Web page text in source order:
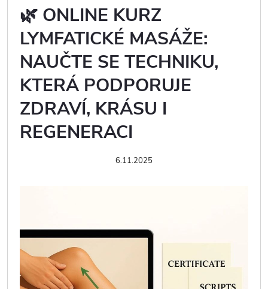
🌿 ONLINE KURZ
LYMFATICKÉ MASÁŽE:
NAUČTE SE TECHNIKU,
KTERÁ PODPORUJE
ZDRAVÍ, KRÁSU I
REGENERACI
6.11.2025